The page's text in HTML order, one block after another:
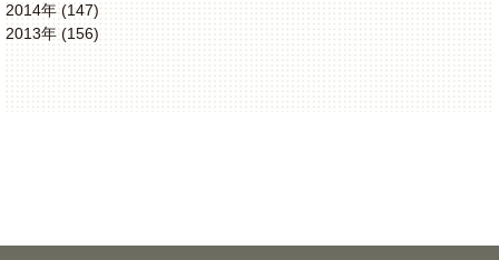
2014年 (147)
2013年 (156)